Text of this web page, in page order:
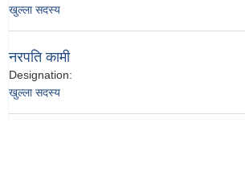
खुल्ला सदस्य
नरपति कामी
Designation:
खुल्ला सदस्य